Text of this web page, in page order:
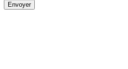
Envoyer